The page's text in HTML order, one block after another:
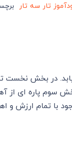
تار سه تار
در بخش نخست
سوم پاره ای از
با تمام ارزش و